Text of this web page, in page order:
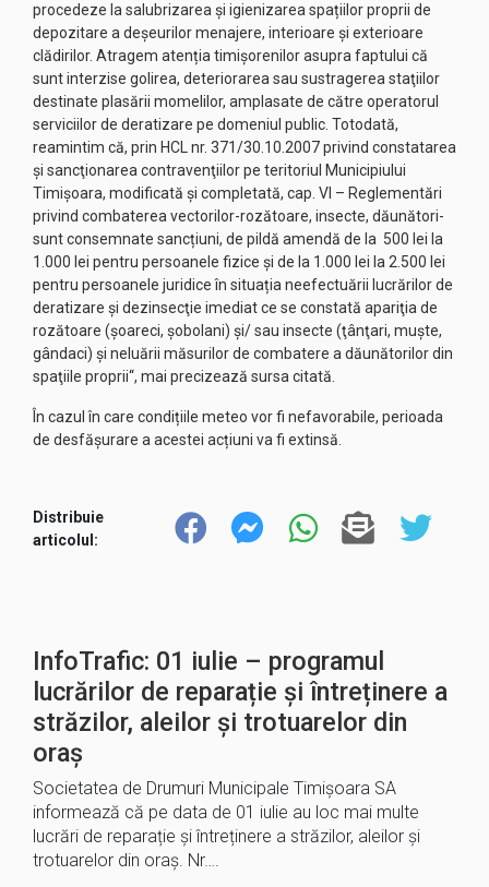
procedeze la salubrizarea și igienizarea spațiilor proprii de
depozitare a deșeurilor menajere, interioare și exterioare
clădirilor. Atragem atenția timișorenilor asupra faptului că
sunt interzise golirea, deteriorarea sau sustragerea staţiilor
destinate plasării momelilor, amplasate de către operatorul
serviciilor de deratizare pe domeniul public. Totodată,
reamintim că, prin HCL nr. 371/30.10.2007 privind constatarea
şi sancţionarea contravenţiilor pe teritoriul Municipiului
Timişoara, modificată şi completată, cap. VI – Reglementări
privind combaterea vectorilor-rozătoare, insecte, dăunători-
sunt consemnate sancțiuni, de pildă amendă de la 500 lei la
1.000 lei pentru persoanele fizice şi de la 1.000 lei la 2.500 lei
pentru persoanele juridice în situația neefectuării lucrărilor de
deratizare şi dezinsecţie imediat ce se constată apariţia de
rozătoare (şoareci, şobolani) şi/ sau insecte (ţânţari, muşte,
gândaci) și neluării măsurilor de combatere a dăunătorilor din
spaţiile proprii“, mai precizează sursa citată.
În cazul în care condițiile meteo vor fi nefavorabile, perioada
de desfășurare a acestei acțiuni va fi extinsă.
Distribuie
articolul:
InfoTrafic: 01 iulie – programul
lucrărilor de reparație și întreținere a
străzilor, aleilor și trotuarelor din
oraș
Societatea de Drumuri Municipale Timișoara SA
informează că pe data de 01 iulie au loc mai multe
lucrări de reparație și întreținere a străzilor, aleilor și
trotuarelor din oraș. Nr….